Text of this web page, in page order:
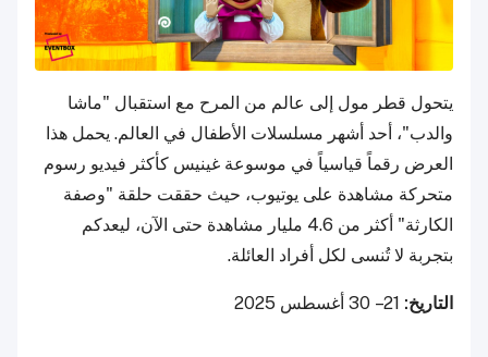
يتحول قطر مول إلى عالم من المرح مع استقبال "ماشا
والدب"، أحد أشهر مسلسلات الأطفال في العالم. يحمل هذا
العرض رقماً قياسياً في موسوعة غينيس كأكثر فيديو رسوم
متحركة مشاهدة على يوتيوب، حيث حققت حلقة "وصفة
الكارثة" أكثر من 4.6 مليار مشاهدة حتى الآن، ليعدكم
بتجربة لا تُنسى لكل أفراد العائلة.
التاريخ: 21 – 30 أغسطس 2025